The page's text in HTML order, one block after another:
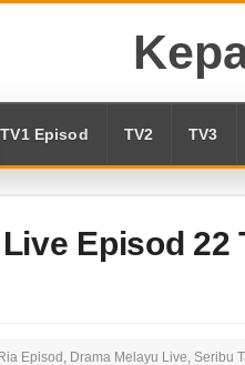
TV1 Episod TV2 TV3
Episod 22
Episod , Drama Melayu Live, Seribu